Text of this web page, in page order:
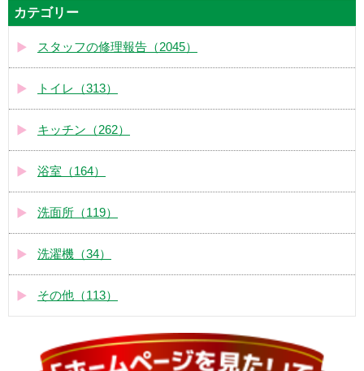
カテゴリー
スタッフの修理報告（2045）
トイレ（313）
キッチン（262）
浴室（164）
洗面所（119）
洗濯機（34）
その他（113）